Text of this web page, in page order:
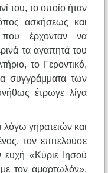
του, το οποίο ήταν
ασκήσεως και
έρχονταν να
τα αγαπητά του
το Γεροντικό,
συγγράμματα των
έτρωγε λίγα
λόγω γηρατειών και
τον επιτελούσε
ευχή «Κύριε Ιησού
τον αμαρτωλόν»,